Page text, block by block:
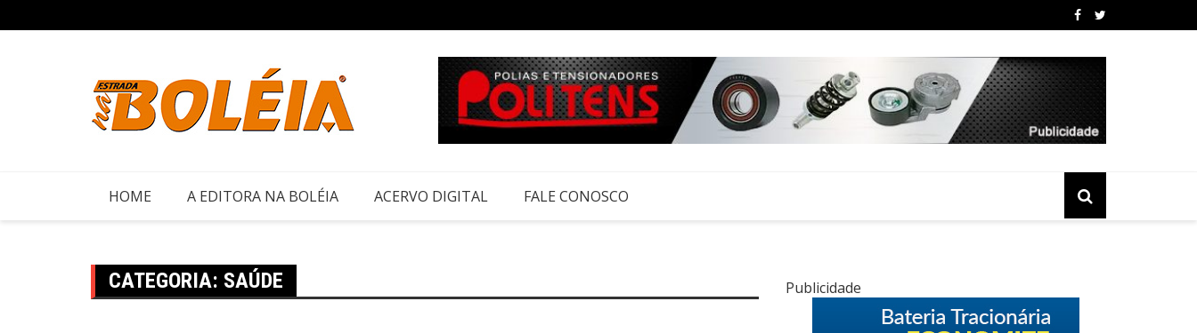
para
HOME A EDITORA NA BOLÉIA ACERVO DIGITAL FALE CONOSCO
CATEGORIA: SAÚDE Publicidade